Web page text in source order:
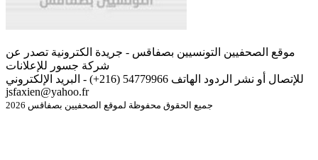
موقع الصحفيين التونسيين بصفاقس - جريدة الكترونية تصدر عن
شركة جسور للإعلانات
للإتصال أو نشر الردود الهاتف 54779966 (216+) - البريد الإلكتروني
jsfaxien@yahoo.fr
جميع الحقوق محفوظة لموقع الصحفيين بصفاقس 2026